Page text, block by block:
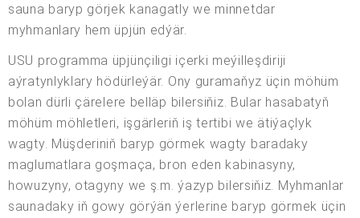
sauna baryp görjek kanagatly we minnetdar
myhmanlary hem üpjün edýär.
USU programma üpjünçiligi içerki meýilleşdiriji
aýratynlyklary hödürleýär. Ony guramaňyz üçin möhüm
bolan dürli çärelere belläp bilersiňiz. Bular hasabatyň
möhüm möhletleri, işgärleriň iş tertibi we ätiýaçlyk
wagty. Müşderiniň baryp görmek wagty baradaky
maglumatlara goşmaça, bron eden kabinasyny,
howuzyny, otagyny we ş.m. ýazyp bilersiňiz. Myhmanlar
saunadaky iň gowy görýän ýerlerine baryp görmek üçin